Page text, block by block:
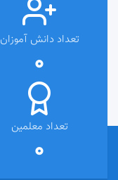
تعداد دانش آموزان
0
تعداد معلمین
0